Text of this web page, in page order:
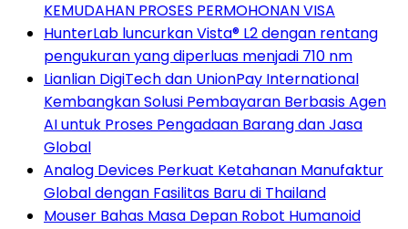
KEMUDAHAN PROSES PERMOHONAN VISA
HunterLab luncurkan Vista® L2 dengan rentang
pengukuran yang diperluas menjadi 710 nm
Lianlian DigiTech dan UnionPay International
Kembangkan Solusi Pembayaran Berbasis Agen
AI untuk Proses Pengadaan Barang dan Jasa
Global
Analog Devices Perkuat Ketahanan Manufaktur
Global dengan Fasilitas Baru di Thailand
Mouser Bahas Masa Depan Robot Humanoid